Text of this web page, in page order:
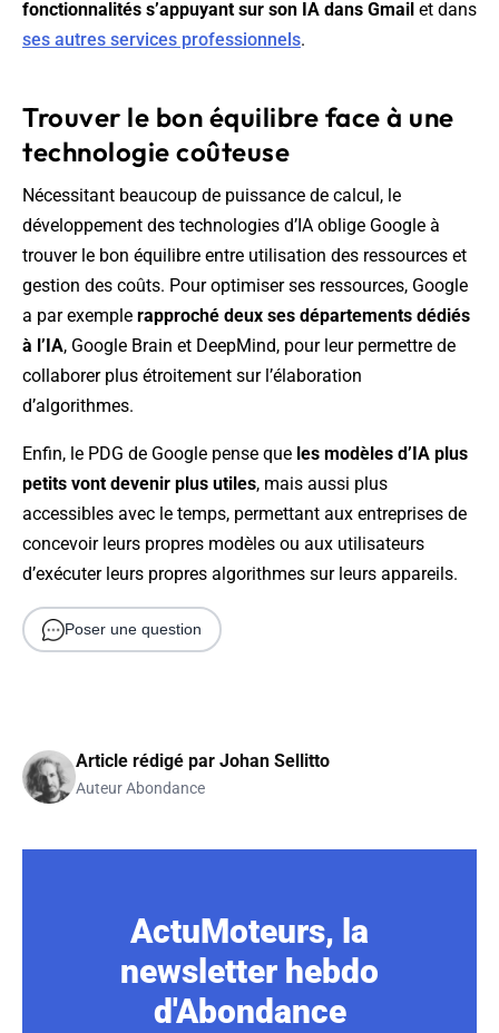
fonctionnalités s’appuyant sur son IA dans Gmail et dans
ses autres services professionnels.
Trouver le bon équilibre face à une
technologie coûteuse
Nécessitant beaucoup de puissance de calcul, le
développement des technologies d’IA oblige Google à
trouver le bon équilibre entre utilisation des ressources et
gestion des coûts. Pour optimiser ses ressources, Google
a par exemple rapproché deux ses départements dédiés
à l’IA, Google Brain et DeepMind, pour leur permettre de
collaborer plus étroitement sur l’élaboration
d’algorithmes.
Enfin, le PDG de Google pense que les modèles d’IA plus
petits vont devenir plus utiles, mais aussi plus
accessibles avec le temps, permettant aux entreprises de
concevoir leurs propres modèles ou aux utilisateurs
d’exécuter leurs propres algorithmes sur leurs appareils.
Poser une question
Article rédigé par Johan Sellitto
Auteur Abondance
ActuMoteurs, la
newsletter hebdo
d'Abondance